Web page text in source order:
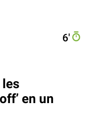
6′
les
en un